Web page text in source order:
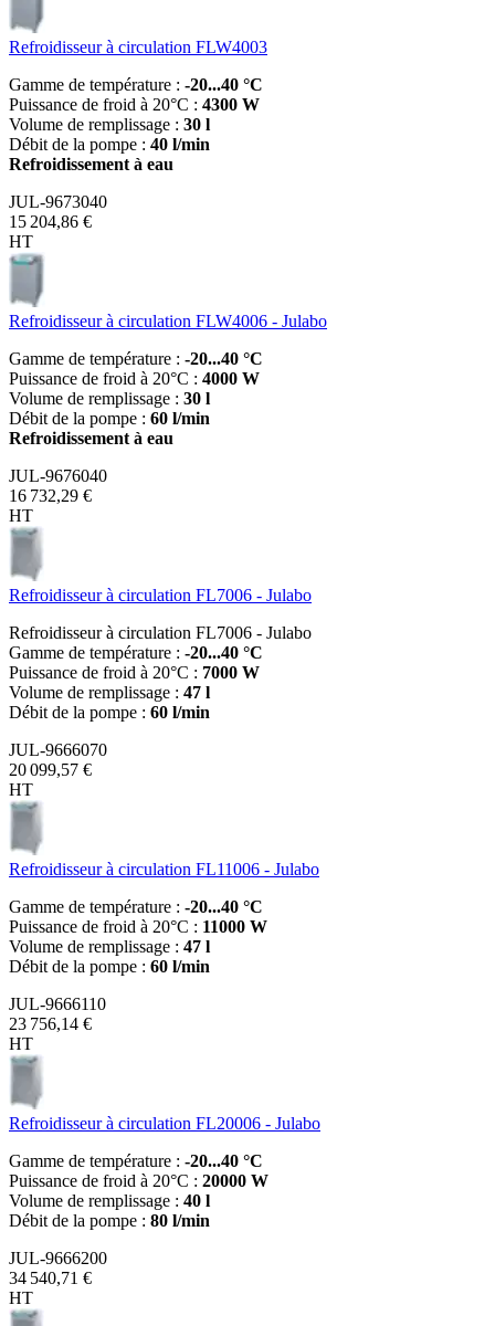
Refroidisseur à circulation FLW4003
Gamme de température : -20...40 °C
Puissance de froid à 20°C : 4300 W
Volume de remplissage : 30 l
Débit de la pompe : 40 l/min
Refroidissement à eau
JUL-9673040
15 204,86 €
HT
Refroidisseur à circulation FLW4006 - Julabo
Gamme de température : -20...40 °C
Puissance de froid à 20°C : 4000 W
Volume de remplissage : 30 l
Débit de la pompe : 60 l/min
Refroidissement à eau
JUL-9676040
16 732,29 €
HT
Refroidisseur à circulation FL7006 - Julabo
Refroidisseur à circulation FL7006 - Julabo
Gamme de température : -20...40 °C
Puissance de froid à 20°C : 7000 W
Volume de remplissage : 47 l
Débit de la pompe : 60 l/min
JUL-9666070
20 099,57 €
HT
Refroidisseur à circulation FL11006 - Julabo
Gamme de température : -20...40 °C
Puissance de froid à 20°C : 11000 W
Volume de remplissage : 47 l
Débit de la pompe : 60 l/min
JUL-9666110
23 756,14 €
HT
Refroidisseur à circulation FL20006 - Julabo
Gamme de température : -20...40 °C
Puissance de froid à 20°C : 20000 W
Volume de remplissage : 40 l
Débit de la pompe : 80 l/min
JUL-9666200
34 540,71 €
HT